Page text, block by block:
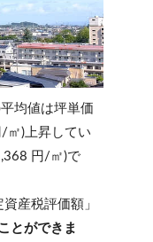
均値は坪単価
㎡)上昇してい
円/㎡)で
産税評価額」
とができま